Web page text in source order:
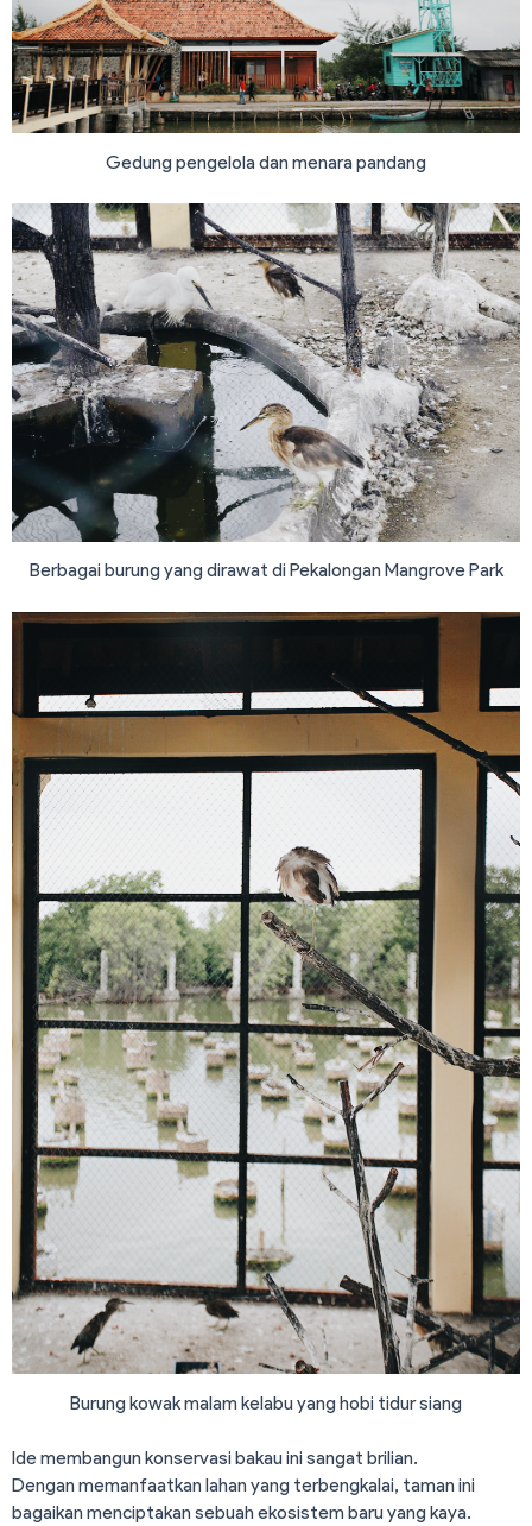
Gedung pengelola dan menara pandang
Berbagai burung yang dirawat di Pekalongan Mangrove Park
Burung kowak malam kelabu yang hobi tidur siang
Ide membangun konservasi bakau ini sangat brilian.
Dengan memanfaatkan lahan yang terbengkalai, taman ini
bagaikan menciptakan sebuah ekosistem baru yang kaya.